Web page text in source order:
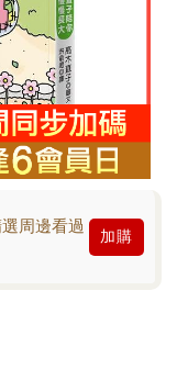
周邊看過
加購